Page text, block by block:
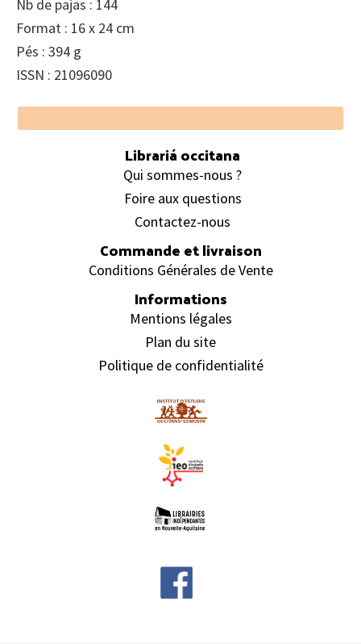
Nb de pajas : 144
Format : 16 x 24 cm
Pés : 394 g
ISSN : 21096090
Footer
Librariá occitana
Qui sommes-nous ?
Foire aux questions
Contactez-nous
Commande et livraison
Conditions Générales de Vente
Informations
Mentions légales
Plan du site
Politique de confidentialité